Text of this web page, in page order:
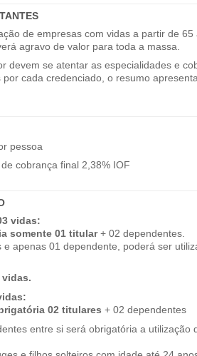
de empresas com vidas a partir de
agravo de valor para toda a massa.
devem se atentar as especialidades e
cada credenciado, o resumo
pessoa
cobrança final 2,38% IOF
vidas:
somente 01 titular+ 02 dependentes.
e apenas 01 dependente, poderá ser
vidas.
02 titulares + 02 dependentes
entre si será obrigatória a utilização